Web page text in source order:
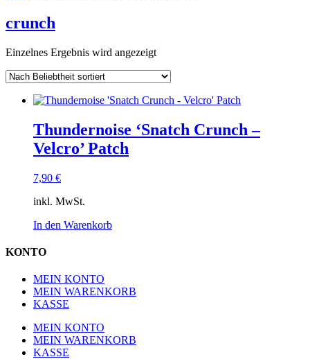
crunch
Einzelnes Ergebnis wird angezeigt
Thundernoise ‘Snatch Crunch –
Velcro’ Patch
7,90 €
inkl. MwSt.
In den Warenkorb
KONTO
MEIN KONTO
MEIN WARENKORB
KASSE
MEIN KONTO
MEIN WARENKORB
KASSE